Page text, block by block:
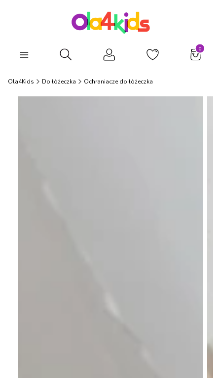
Otwórz wyszukiwarkę
Ola4Kids Do łóżeczka Ochraniacze do łóżeczka